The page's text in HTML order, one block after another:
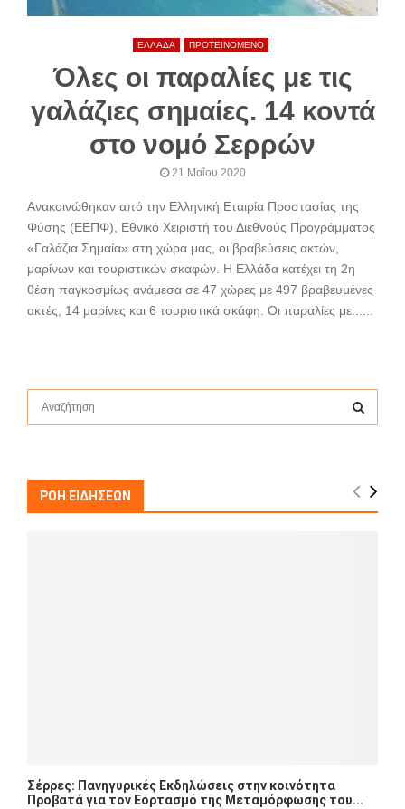
ΕΛΛΑΔΑ ΠΡΟΤΕΙΝΟΜΕΝΟ
Όλες οι παραλίες με τις
γαλάζιες σημαίες. 14 κοντά
στο νομό Σερρών
21 Μαΐου 2020
Ανακοινώθηκαν από την Ελληνική Εταιρία Προστασίας της
Φύσης (ΕΕΠΦ), Εθνικό Χειριστή του Διεθνούς Προγράμματος
«Γαλάζια Σημαία» στη χώρα μας, οι βραβεύσεις ακτών,
μαρίνων και τουριστικών σκαφών. Η Ελλάδα κατέχει τη 2η
θέση παγκοσμίως ανάμεσα σε 47 χώρες με 497 βραβευμένες
ακτές, 14 μαρίνες και 6 τουριστικά σκάφη. Οι παραλίες με......
f
A
ΡΟΗ ΕΙΔΗΣΕΩΝ
Σέρρες: Πανηγυρικές Εκδηλώσεις στην κοινότητα
Προβατά για τον Εορτασμό της Μεταμόρφωσης του...